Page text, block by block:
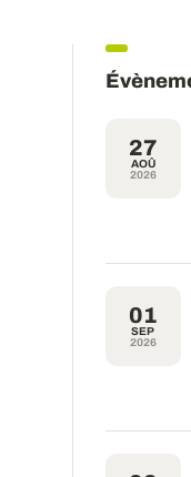
27
AOÛ
2026
01
SEP
2026